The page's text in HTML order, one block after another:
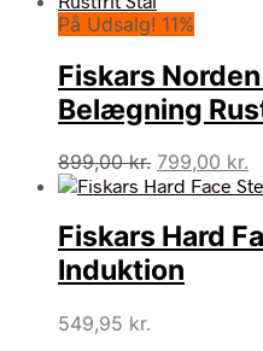
var:
På Udsalg! 11%
Fiskars
Belægning
899,00kr. Den
oprindelige
var:
899,00 kr..
799,00 kr.
Fiskars Hard
Induktion
549,95 kr.